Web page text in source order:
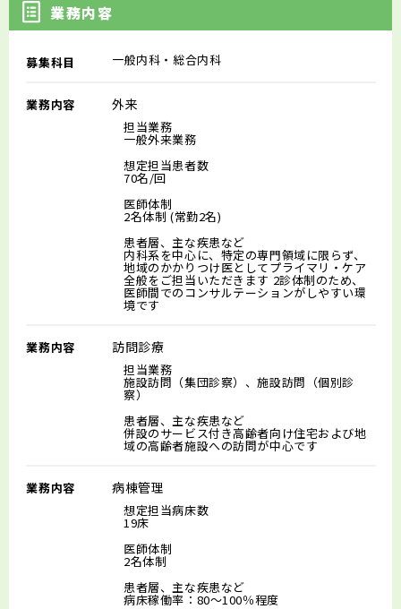
業務内容
募集科目 一般内科・総合内科
業務内容 外来
担当業務
一般外来業務
想定担当患者数
70名/回
医師体制
2名体制 (常勤2名)
患者層、主な疾患など
内科系を中心に、特定の専門領域に限らず、
地域のかかりつけ医としてプライマリ・ケア
全般をご担当いただきます 2診体制のため、
医師間でのコンサルテーションがしやすい環
境です
業務内容 訪問診療
担当業務
施設訪問（集団診察）、施設訪問（個別診
察）
患者層、主な疾患など
併設のサービス付き高齢者向け住宅および地
域の高齢者施設への訪問が中心です
業務内容 病棟管理
想定担当病床数
19床
医師体制
2名体制
患者層、主な疾患など
病床稼働率：80～100％程度